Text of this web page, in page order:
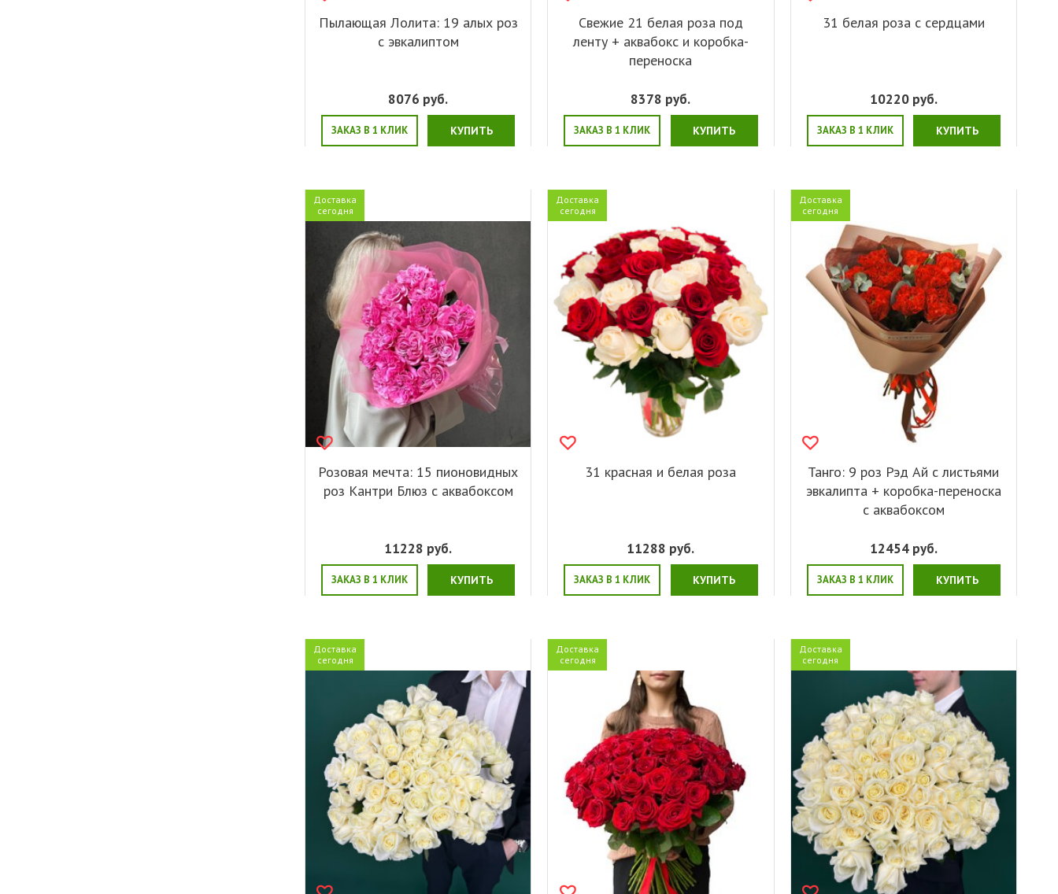
Пылающая Лолита: 19 алых роз
с эвкалиптом
8076 руб.
ЗАКАЗ В 1 КЛИК КУПИТЬ
Свежие 21 белая роза под
ленту + аквабокс и коробка-
переноска
8378 руб.
ЗАКАЗ В 1 КЛИК КУПИТЬ
31 белая роза с сердцами
10220руб.
ЗАКАЗ В 1 КЛИК КУПИТЬ
Доставка
сегодня
Розовая мечта: 15 пионовидных
роз Кантри Блюз с аквабоксом
11228 руб.
ЗАКАЗ В 1 КЛИК КУПИТЬ
Доставка
сегодня
31 красная и белая роза
11288 руб.
ЗАКАЗ В 1 КЛИК КУПИТЬ
Доставка
сегодня
Танго: 9 роз Рэд Ай с листьями
эвкалипта + коробка-переноска
с аквабоксом
12454руб.
ЗАКАЗ В 1 КЛИК КУПИТЬ
Доставка
сегодня
Доставка
сегодня
Доставка
сегодня